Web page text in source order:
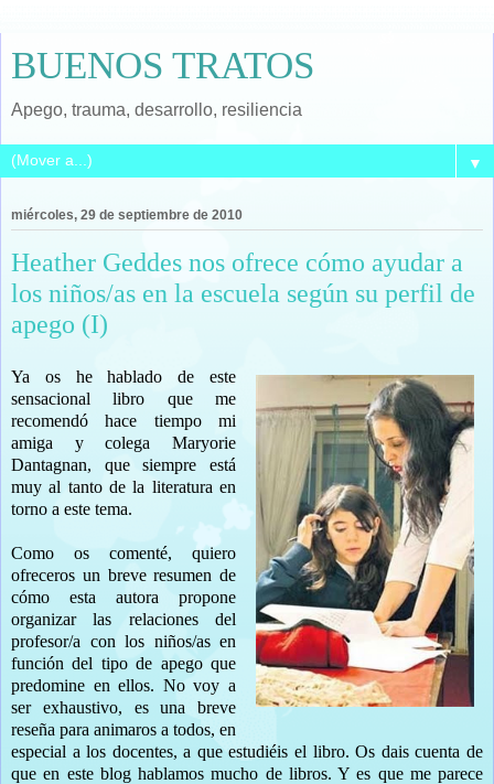
BUENOS TRATOS
Apego, trauma, desarrollo, resiliencia
▼
miércoles, 29 de septiembre de 2010
Heather Geddes nos ofrece cómo ayudar a
los niños/as en la escuela según su perfil de
apego (I)
Ya os he hablado de este
sensacional libro que me
recomendó hace tiempo mi
amiga y colega Maryorie
Dantagnan, que siempre está
muy al tanto de la literatura en
torno a este tema.
Como os comenté, quiero
ofreceros un breve resumen de
cómo esta autora propone
organizar las relaciones del
profesor/a con los niños/as en
función del tipo de apego que
predomine en ellos. No voy a
ser exhaustivo, es una breve
reseña para animaros a todos, en
especial a los docentes, a que estudiéis el libro. Os dais cuenta de
que en este blog hablamos mucho de libros. Y es que me parece